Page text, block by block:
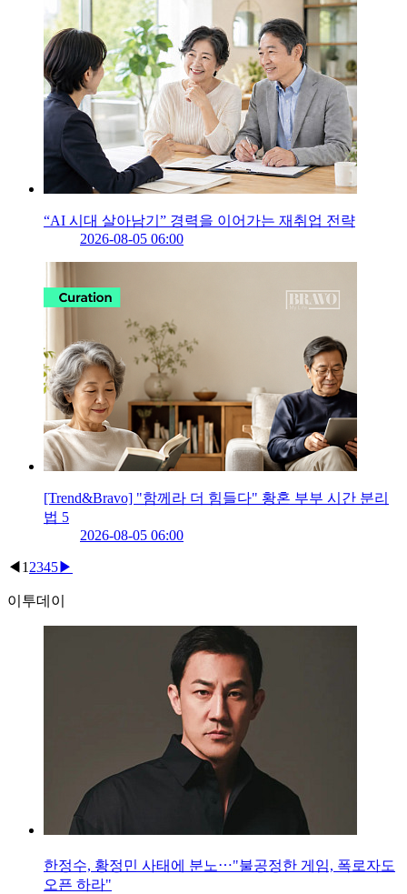
“AI 시대 살아남기” 경력을 이어가는 재취업 전략
2026-08-05 06:00
[Trend&Bravo] "함께라 더 힘들다" 황혼 부부 시간 분리
법 5
2026-08-05 06:00
◀ 1 2345▶
이투데이
한정수, 황정민 사태에 분노⋯"불공정한 게임, 폭로자도
오픈 하라"